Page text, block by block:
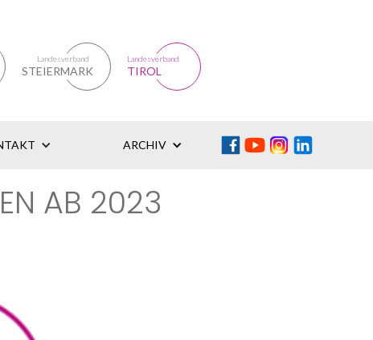
Landesverband
STEIERMARK
Landesverband
TIROL
ARCHIV
AB 2023